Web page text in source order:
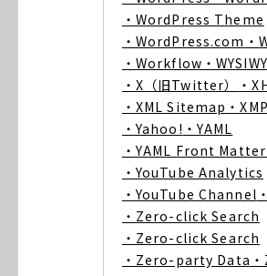
・WordPress Theme
・WordPress.com
・Workflow ・
・X（旧Twitter）
・
・XML Sitemap ・XMP
・Yahoo! ・YAML
・YAML Front Matter
・YouTube Analytics
・YouTube Channel
・Zero-click Search
・Zero-click Search
・Zero-party Data